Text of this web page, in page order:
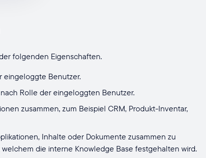
folgenden Eigenschaften.
eingeloggte Benutzer.
Rolle der eingeloggten Benutzer.
zusammen, zum Beispiel CRM, Produkt-Inventar,
Inhalte oder Dokumente zusammen zu
die interne Knowledge Base festgehalten wird.